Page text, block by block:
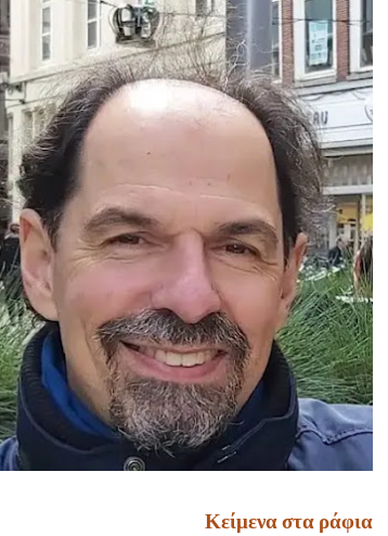
Κείμενα στα ράφια